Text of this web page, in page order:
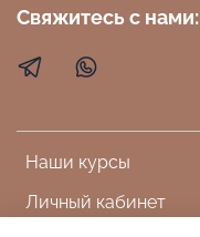
Наши курсы
Личный кабинет
Свяжитесь с нами: